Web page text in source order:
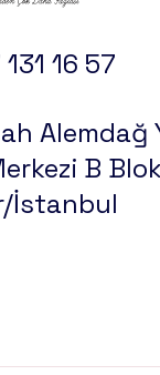
16 57
B
İstanbul